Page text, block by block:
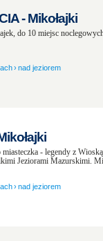
- Mikołajki
do 10 miejsc
›nad jeziorem
- legendy z
Jeziorami Mazurskimi.
›nad jeziorem